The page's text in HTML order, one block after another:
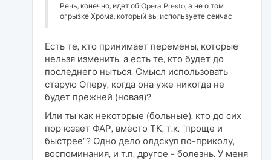
Речь, конечно, идет об Opera Presto, а не о том
огрызке Хрома, который вы используете сейчас
Есть те, кто принимает перемены, которые
нельзя изменить, а есть те, кто будет до
последнего ныться. Смысл использовать
старую Оперу, когда она уже никогда не
будет прежней (новая)?
Или ты как некоторые (больные), кто до сих
пор юзает ФАР, вместо ТК, т.к. "проще и
быстрее"? Одно дело олдскул по-приколу,
воспоминания, и т.п. другое - болезнь. У меня